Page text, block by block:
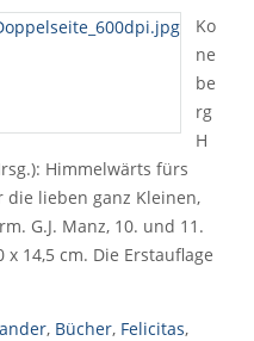
Ko
ne
be
rg
H
Himmelwärts fürs
lieben ganz Kleinen,
G.J. Manz, 10. und 11.
x 14,5 cm. Die Erstauflage
, Bücher, Felicitas,